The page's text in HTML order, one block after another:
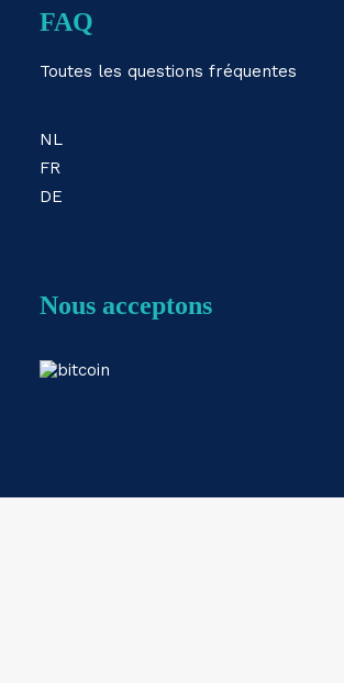
FAQ
Toutes les questions fréquentes
NL
FR
DE
Nous acceptons